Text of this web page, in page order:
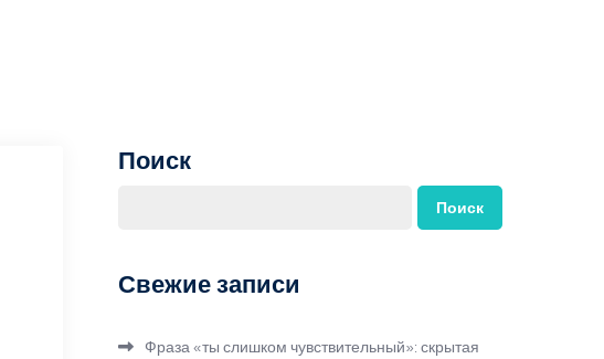
Поиск
Поиск
Свежие записи
Фраза «ты слишком чувствительный»: скрытая